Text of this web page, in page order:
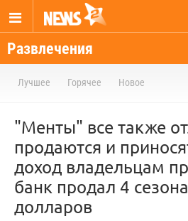
Развлечения
Лучшее Горячее Новое
"Менты" все также
продаются и
доход владельцам
банк продал 4
долларов